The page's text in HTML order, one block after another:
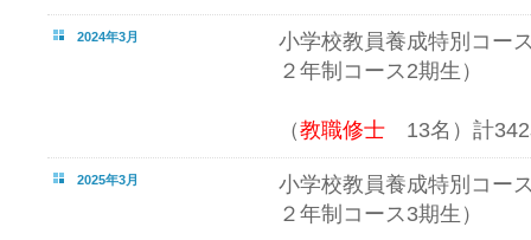
2024年3月
小学校教員養成特別コー
２年制コース2期生）
（教職修士 13名）計
2025年3月
小学校教員養成特別コー
２年制コース3期生）